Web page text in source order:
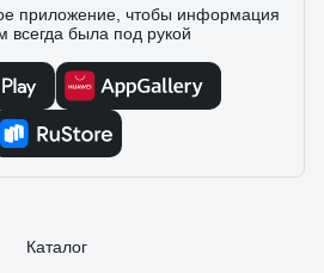
приложение, чтобы информация
всегда была под рукой
Каталог